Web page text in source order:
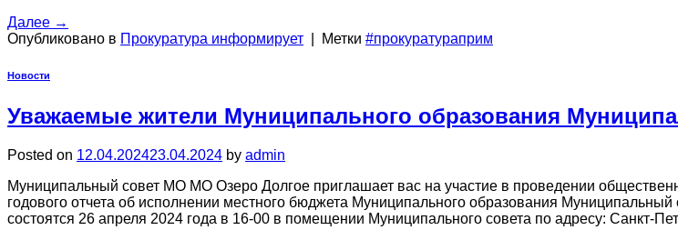
Далее →
Опубликовано в Прокуратура информирует Метки #прокуратураприм
Новости
Уважаемые жители Муниципального образования
Posted on 12.04.202423.04.2024 by admin
Муниципальный совет МО МО Озеро Долгое приглашает вас на участие в проведении
годового отчета об исполнении местного бюджета Муниципального образования
состоятся 26 апреля 2024 года в 16-00 в помещении Муниципального совета по адресу: Санкт-